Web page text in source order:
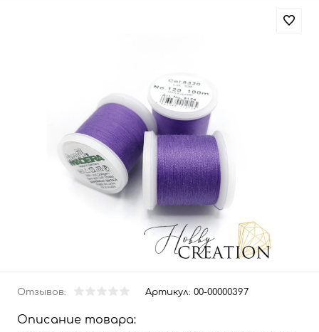
Отзывов: Артикул: 00-00000397
Описание товара: